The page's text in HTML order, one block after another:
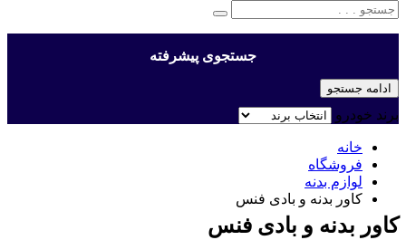
جستجوی پیشرفته
ادامه جستجو
برند خودرو
خانه
فروشگاه
لوازم بدنه
کاور بدنه و بادی فنس
کاور بدنه و بادی فنس